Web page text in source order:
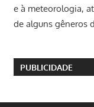
e à meteorologia,
de alguns gêneros
PUBLICIDADE